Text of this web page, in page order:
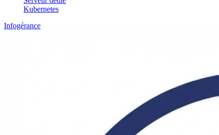
Kubernetes
Infogérance